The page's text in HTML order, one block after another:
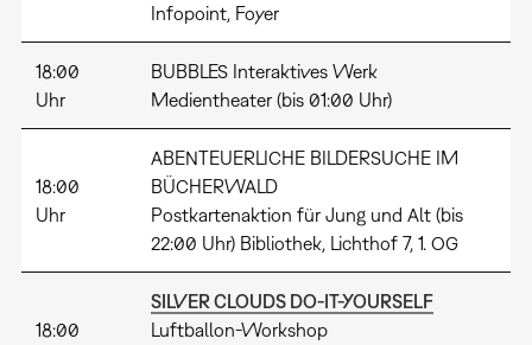
Infopoint, Foyer
18:00
Uhr
BUBBLES Interaktives Werk
Medientheater (bis 01:00 Uhr)
18:00
Uhr
ABENTEUERLICHE BILDERSUCHE IM
BÜCHERWALD
Postkartenaktion für Jung und Alt (bis
22:00 Uhr) Bibliothek, Lichthof 7, 1. OG
18:00
SILVER CLOUDS DO-IT-YOURSELF
Luftballon-Workshop